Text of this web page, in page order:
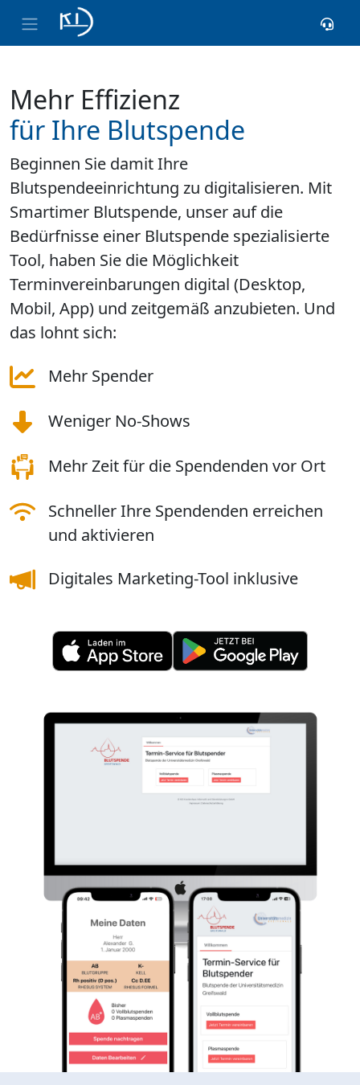
Mehr Effizienz
für Ihre Blutspende
Beginnen Sie damit Ihre
Blutspendeeinrichtung zu digitalisieren. Mit
Smartimer Blutspende, unser auf die
Bedürfnisse einer Blutspende spezialisierte
Tool, haben Sie die Möglichkeit
Terminvereinbarungen digital (Desktop,
Mobil, App) und zeitgemäß anzubieten. Und
das lohnt sich:
Mehr Spender
Weniger No-Shows
Mehr Zeit für die Spendenden vor Ort
Schneller Ihre Spendenden erreichen
und aktivieren
Digitales Marketing-Tool inklusive